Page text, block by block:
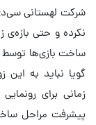
شرکت لهستانی
نکرده و حتی
ساخت بازی‌ها
گویا نباید به این
زمانی برای
پیشرفت مراحل